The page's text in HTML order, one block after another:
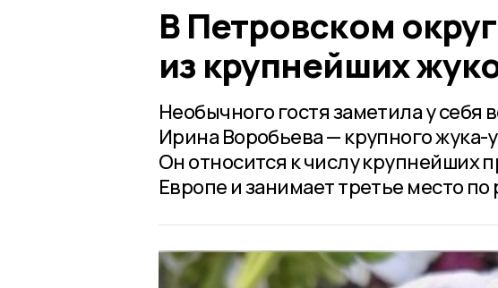
В Петровском
из крупнейших
Необычного гостя заметила у
Ирина Воробьева — крупного
Он относится к числу крупнейших
Европе и занимает третье место